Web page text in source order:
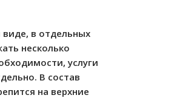
виде, в отдельных
несколько
услуги
В состав
на верхние